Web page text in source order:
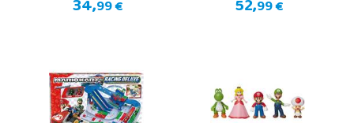
34,99 € 52,99 €